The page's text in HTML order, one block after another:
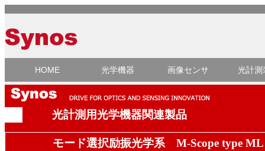
HOME 光学機器 画像センサ 光計測
光計測用光学機器関連製品
モード選択励振光学系 M-Scope type ML